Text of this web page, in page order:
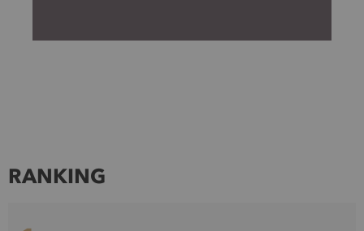
RANKING